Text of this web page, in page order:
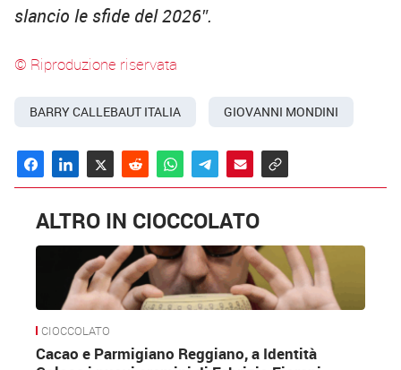
slancio le sfide del 2026″.
© Riproduzione riservata
BARRY CALLEBAUT ITALIA GIOVANNI MONDINI
ALTRO IN CIOCCOLATO
CIOCCOLATO
Cacao e Parmigiano Reggiano, a Identità